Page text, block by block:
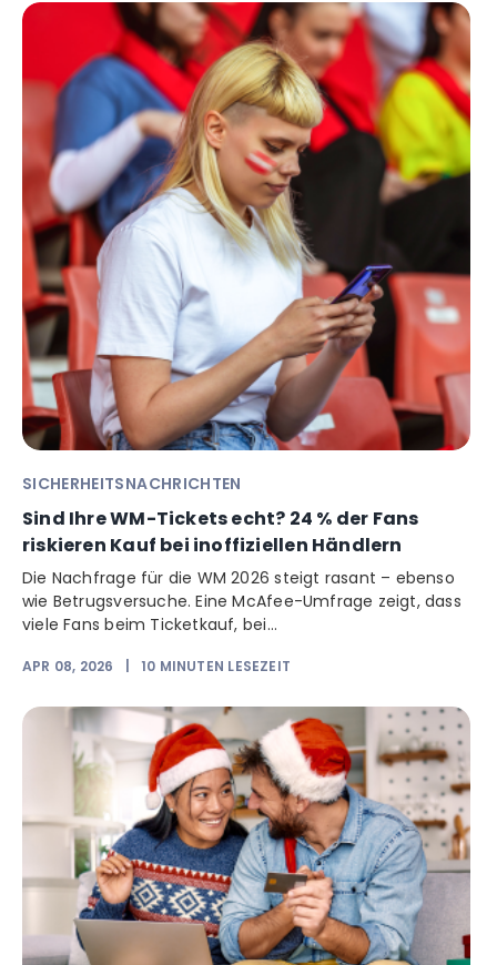
SICHERHEITSNACHRICHTEN
Sind Ihre WM-Tickets echt? 24 % der Fans
riskieren Kauf bei inoffiziellen Händlern
Die Nachfrage für die WM 2026 steigt rasant – ebenso
wie Betrugsversuche. Eine McAfee-Umfrage zeigt, dass
viele Fans beim Ticketkauf, bei...
APR 08, 2026 |10 MINUTEN LESEZEIT